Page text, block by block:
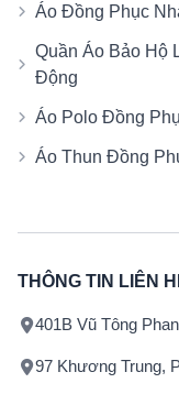
Áo Đồng Phục
Quần Áo Bảo Hộ
Động
Áo Polo Đồng
Áo Thun Đồng
THÔNG TIN LIÊN
401B Vũ Tông
97 Khương Trung,